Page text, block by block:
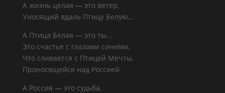
А жизнь целая — это ветер,
Уносящий вдаль Птицу Белую…
А Птица Белая — это ты…
Это счастье с глазами синими,
Что сливается с Птицей Мечты,
Проносящейся над Россией.
А Россия — это судьба,